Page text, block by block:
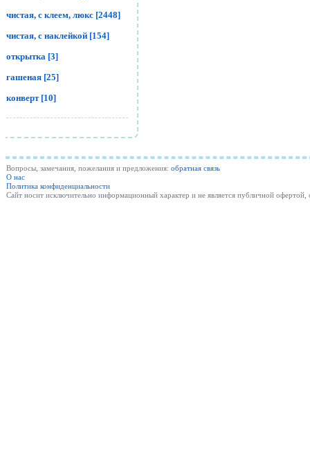
чистая, с клеем, люкс [2448]
чистая, с наклейкой [154]
открытка [3]
гашеная [25]
конверт [10]
Вопросы, замечания, пожелания и предложения: обратная связь
О нас
Политика конфиденциальности
Cайт носит исключительно информационный характер и не является публичной